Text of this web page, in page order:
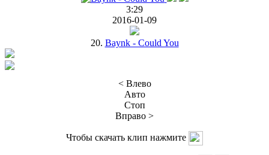
3:29
2016-01-09
20. Baynk - Could You
< Влево
Авто
Стоп
Вправо >
Чтобы скачать клип нажмите